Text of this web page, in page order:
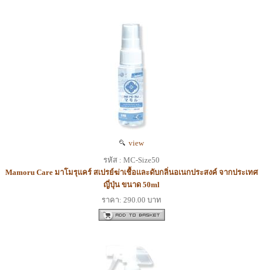
view
รหัส : MC-Size50
Mamoru Care มาโมรุแคร์ สเปรย์ฆ่าเชื้อและดับกลิ่นอเนกประสงค์ จากประเทศ
ญี่ปุ่น ขนาด 50ml
ราคา: 290.00 บาท